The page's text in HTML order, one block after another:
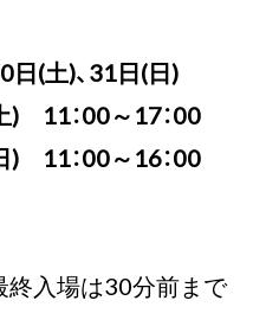
(土)、31日(日)
11：00～17：00
11：00～16：00
入場は30分前まで